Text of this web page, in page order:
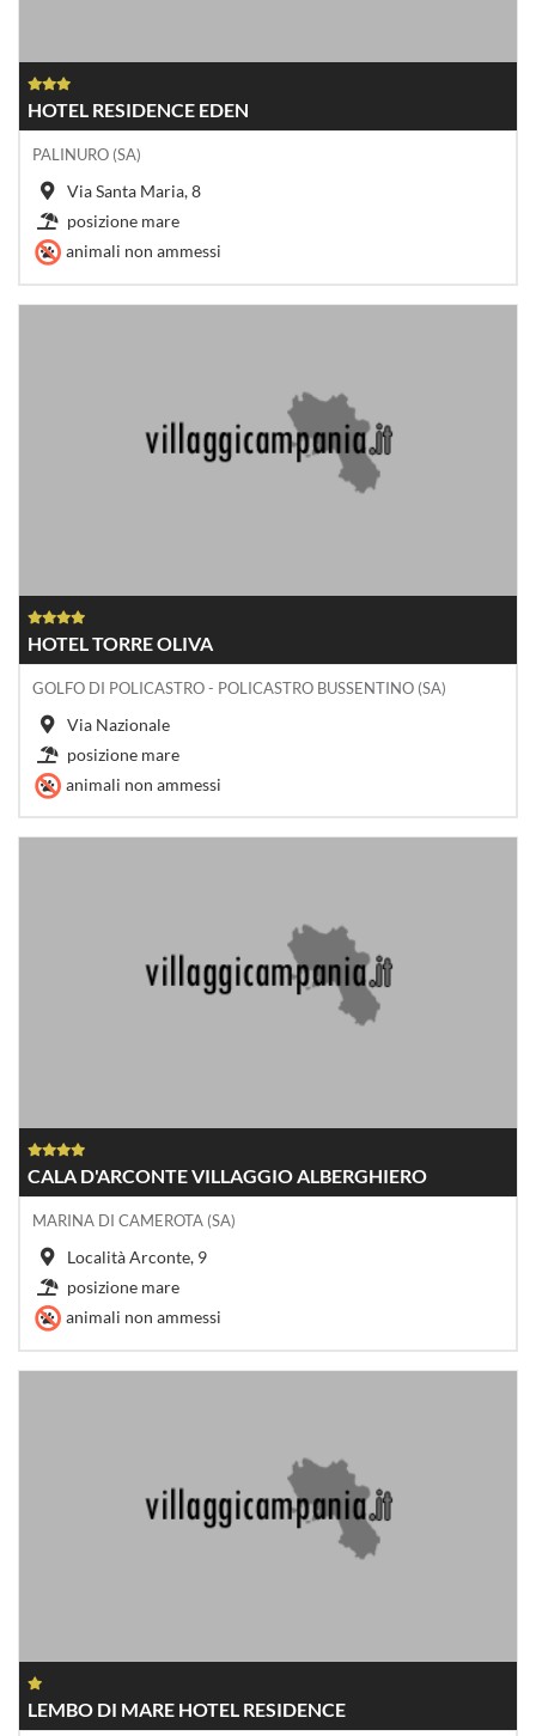
HOTEL RESIDENCE EDEN
PALINURO (SA)
Via Santa Maria, 8
posizione mare
animali non ammessi
HOTEL TORRE OLIVA
GOLFO DI POLICASTRO - POLICASTRO BUSSENTINO (SA)
Via Nazionale
posizione mare
animali non ammessi
CALA D'ARCONTE VILLAGGIO ALBERGHIERO
MARINA DI CAMEROTA (SA)
Località Arconte, 9
posizione mare
animali non ammessi
LEMBO DI MARE HOTEL RESIDENCE